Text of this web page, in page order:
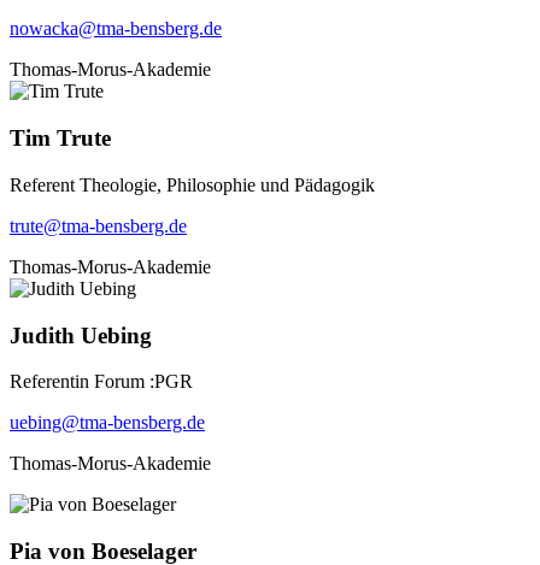
nowacka@tma-bensberg.de
Thomas-Morus-Akademie
Tim Trute
Referent Theologie, Philosophie und Pädagogik
trute@tma-bensberg.de
Thomas-Morus-Akademie
Judith Uebing
Referentin Forum :PGR
uebing@tma-bensberg.de
Thomas-Morus-Akademie
Pia von Boeselager